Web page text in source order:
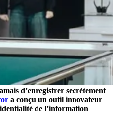
d’enregistrer secrètement
a conçu un outil innovateur
de l’information